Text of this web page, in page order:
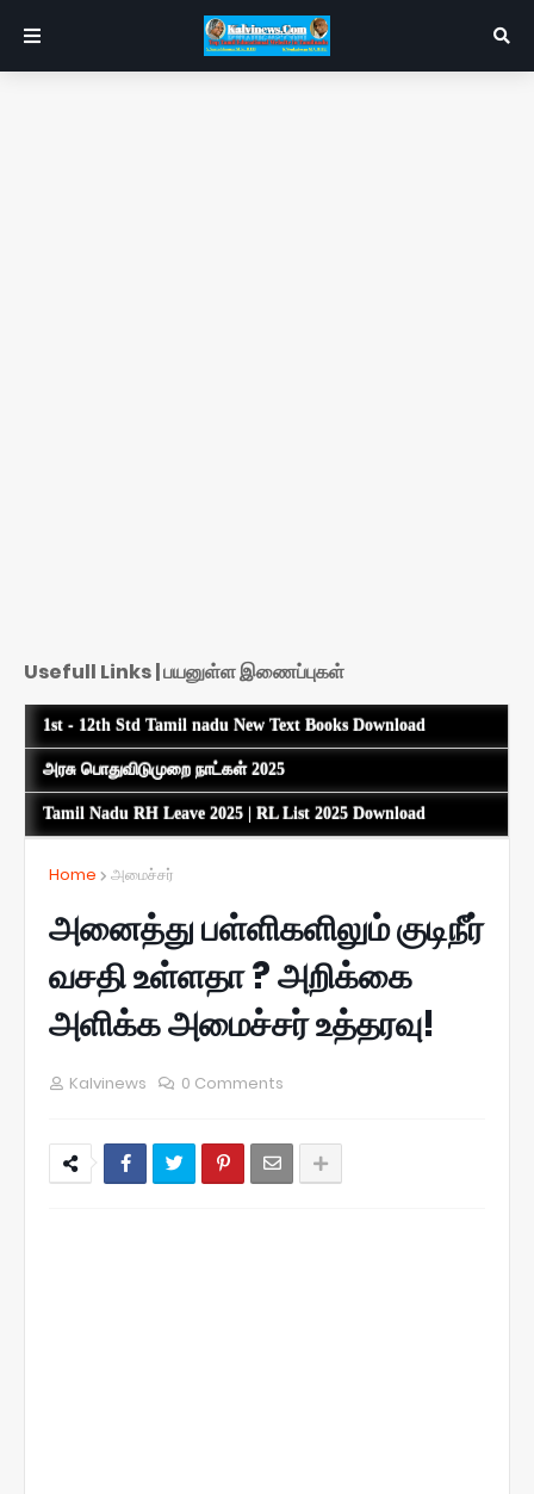
Usefull Links | பயனுள்ள இணைப்புகள்
1st - 12th Std Tamil nadu New Text Books Download
அரசு பொதுவிடுமுறை நாட்கள் 2025
Tamil Nadu RH Leave 2025 | RL List 2025 Download
Home அமைச்சர்
அனைத்து பள்ளிகளிலும் குடிநீர்
வசதி உள்ளதா ? அறிக்கை
அளிக்க அமைச்சர் உத்தரவு!
Kalvinews 0 Comments